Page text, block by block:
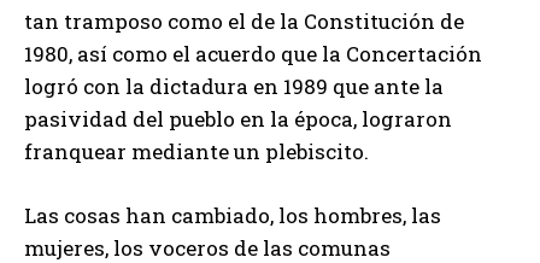
tan tramposo como el de la Constitución de
1980, así como el acuerdo que la Concertación
logró con la dictadura en 1989 que ante la
pasividad del pueblo en la época, lograron
franquear mediante un plebiscito.
Las cosas han cambiado, los hombres, las
mujeres, los voceros de las comunas